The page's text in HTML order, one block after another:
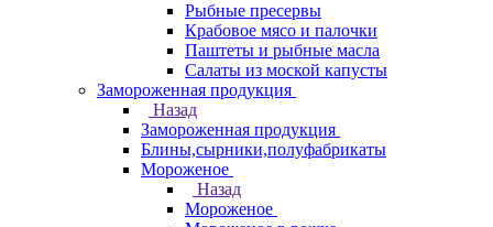
Рыбные пресервы
Крабовое мясо и палочки
Паштеты и рыбные масла
Салаты из моской капусты
Замороженная продукция
Назад
Замороженная продукция
Блины,сырники,полуфабрикаты
Мороженое
Назад
Мороженое